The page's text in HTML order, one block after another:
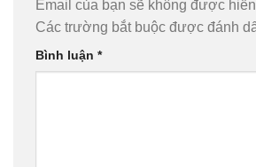
Email của bạn sẽ không được
Các trường bắt buộc được đánh
Bình luận *